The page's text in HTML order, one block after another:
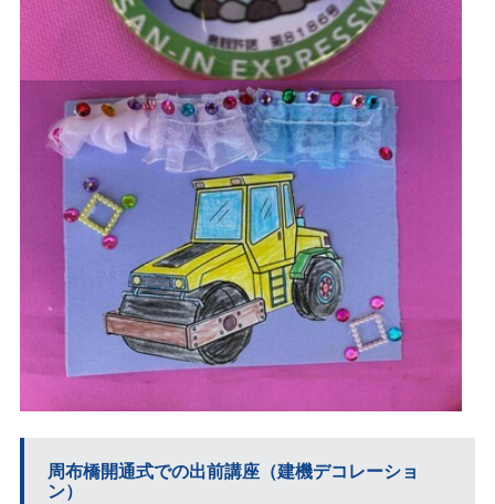
周布橋開通式での出前講座（建機デコレーショ
ン）